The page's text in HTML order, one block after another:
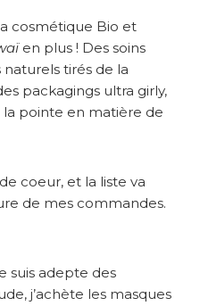
cosmétique Bio et
en plus ! Des soins
tirés de la
packagings ultra girly,
la pointe en matière de
coeur, et la liste va
de mes commandes.
suis adepte des
j’achète les masques